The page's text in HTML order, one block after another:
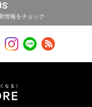
情報をチェック